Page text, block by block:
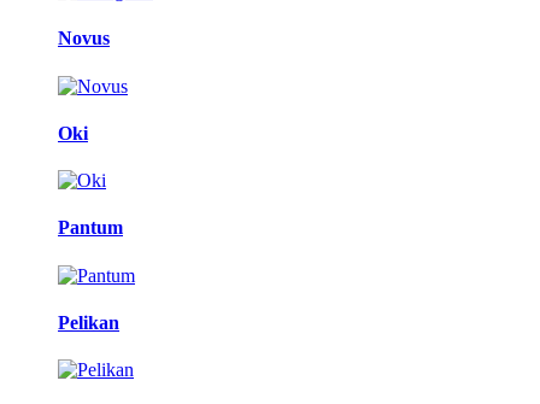
Novus
Oki
Pantum
Pelikan